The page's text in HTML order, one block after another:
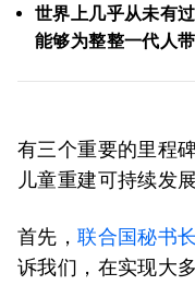
世界上几乎从未有
能够为整整一代人
有三个重要的里程
儿童重建可持续发
首先，联合国秘书
诉我们，在实现大